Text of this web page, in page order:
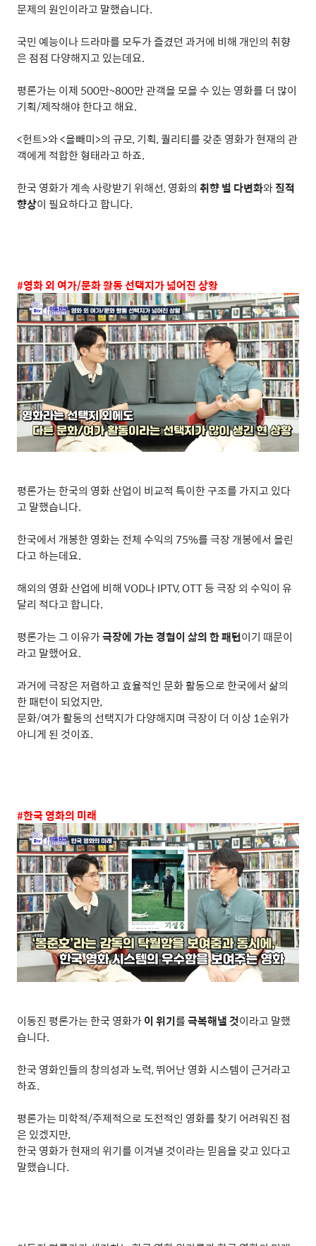
문제의 원인이라고 말했습니다.
국민 예능이나 드라마를 모두가 즐겼던 과거에 비해 개인의 취향
은 점점 다양해지고 있는데요.
평론가는 이제 500만~800만 관객을 모을 수 있는 영화를 더 많이
기획/제작해야 한다고 해요.
<헌트>와<올빼미>의 규모,기획,퀄리티를 갖춘 영화가 현재의 관
객에게 적합한 형태라고 하죠.
한국 영화가 계속 사랑받기 위해선,영화의 취향 별 다변화와질적
향상이 필요하다고 합니다.
#영화 외 여가/문화 활동 선택지가 넓어진 상황
평론가는 한국의 영화 산업이 비교적 특이한 구조를 가지고 있다
고 말했습니다.
한국에서 개봉한 영화는 전체 수익의 75%를 극장 개봉에서 올린
다고 하는데요.
해외의 영화 산업에 비해VOD나IPTV, OTT등 극장 외 수익이 유
달리 적다고 합니다.
평론가는 그 이유가극장에 가는 경험이 삶의 한 패턴이기 때문이
라고 말했어요.
과거에 극장은 저렴하고 효율적인 문화 활동으로 한국에서 삶의
한 패턴이 되었지만,
문화/여가 활동의 선택지가 다양해지며 극장이 더 이상 1순위가
아니게 된 것이죠.
#한국 영화의 미래
이동진 평론가는 한국 영화가이 위기를 극복해낼 것이라고 말했
습니다.
한국 영화인들의 창의성과 노력,뛰어난 영화 시스템이 근거라고
하죠.
평론가는 미학적/주제적으로 도전적인 영화를 찾기 어려워진 점
은 있겠지만,
한국 영화가 현재의 위기를 이겨낼 것이라는 믿음을 갖고 있다고
말했습니다.